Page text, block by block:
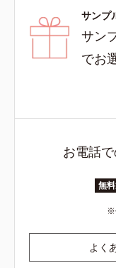
サンプ
サン
でお
お電話
無
よく